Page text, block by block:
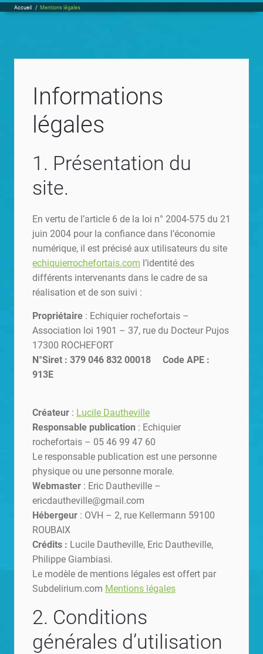
Accueil / Mentions légales
Informations
légales
1. Présentation du
site.
En vertu de l’article 6 de la loi n° 2004-575 du 21
juin 2004 pour la confiance dans l’économie
numérique, il est précisé aux utilisateurs du site
echiquierrochefortais.com l’identité des
différents intervenants dans le cadre de sa
réalisation et de son suivi :
Propriétaire : Echiquier rochefortais –
Association loi 1901 – 37, rue du Docteur Pujos
17300 ROCHEFORT
N°Siret : 379 046 832 00018 Code APE :
913E
Créateur : Lucile Dautheville
Responsable publication : Echiquier
rochefortais – 05 46 99 47 60
Le responsable publication est une personne
physique ou une personne morale.
Webmaster : Eric Dautheville –
ericdautheville@gmail.com
Hébergeur : OVH – 2, rue Kellermann 59100
ROUBAIX
Crédits : Lucile Dautheville, Eric Dautheville,
Philippe Giambiasi.
Le modèle de mentions légales est offert par
Subdelirium.com Mentions légales
2. Conditions
générales d’utilisation